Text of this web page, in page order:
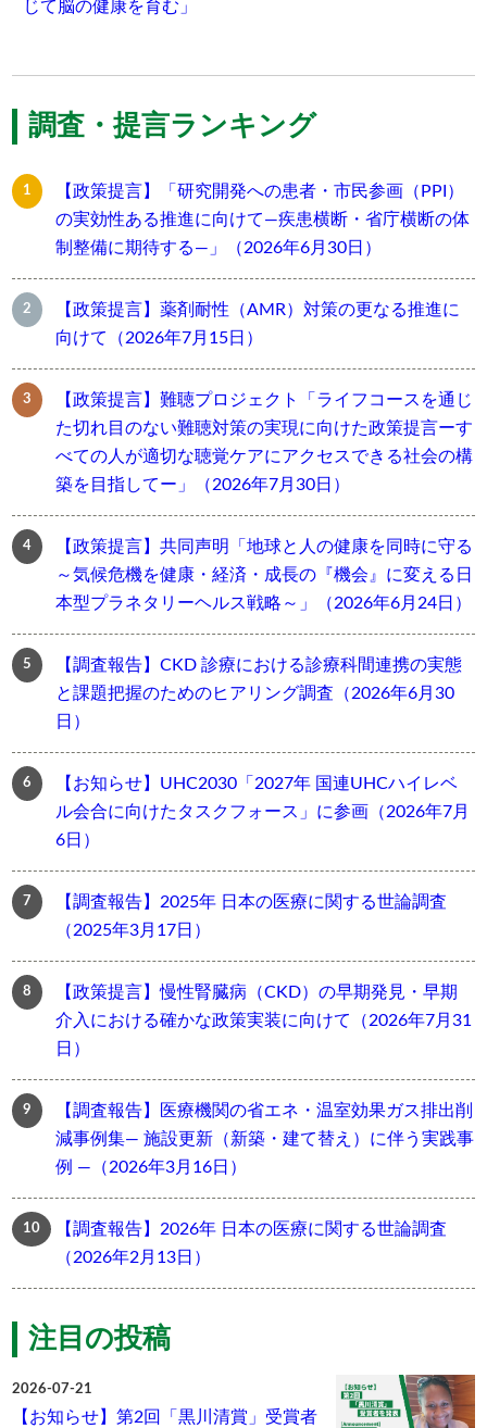
じて脳の健康を育む」
調査・提言ランキング
【政策提言】「研究開発への患者・市民参画（PPI）
の実効性ある推進に向けて―疾患横断・省庁横断の体
制整備に期待する―」（2026年6月30日）
【政策提言】薬剤耐性（AMR）対策の更なる推進に
向けて（2026年7月15日）
【政策提言】難聴プロジェクト「ライフコースを通じ
た切れ目のない難聴対策の実現に向けた政策提言ーす
べての人が適切な聴覚ケアにアクセスできる社会の構
築を目指してー」（2026年7月30日）
【政策提言】共同声明「地球と人の健康を同時に守る
～気候危機を健康・経済・成長の『機会』に変える日
本型プラネタリーヘルス戦略～」（2026年6月24日）
【調査報告】CKD 診療における診療科間連携の実態
と課題把握のためのヒアリング調査（2026年6月30
日）
【お知らせ】UHC2030「2027年 国連UHCハイレベ
ル会合に向けたタスクフォース」に参画（2026年7月
6日）
【調査報告】2025年 日本の医療に関する世論調査
（2025年3月17日）
【政策提言】慢性腎臓病（CKD）の早期発見・早期
介入における確かな政策実装に向けて（2026年7月31
日）
【調査報告】医療機関の省エネ・温室効果ガス排出削
減事例集― 施設更新（新築・建て替え）に伴う実践事
例 ―（2026年3月16日）
【調査報告】2026年 日本の医療に関する世論調査
（2026年2月13日）
注目の投稿
2026-07-21
【お知らせ】第2回「黒川清賞」受賞者